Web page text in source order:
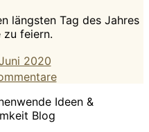
längsten Tag des Jahres
zu feiern.
2020
zu
Rituale